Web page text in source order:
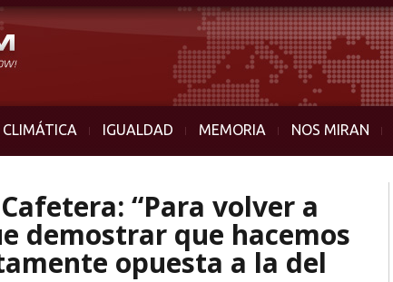
CLIMÁTICA IGUALDAD MEMORIA NOS MIRAN
“Para volver a
demostrar que hacemos
opuesta a la del